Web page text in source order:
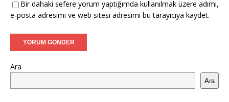
Bir dahaki sefere yorum yaptığımda kullanılmak üzere adımı,
e-posta adresimi ve web sitesi adresimi bu tarayıcıya kaydet.
Ara
Ara